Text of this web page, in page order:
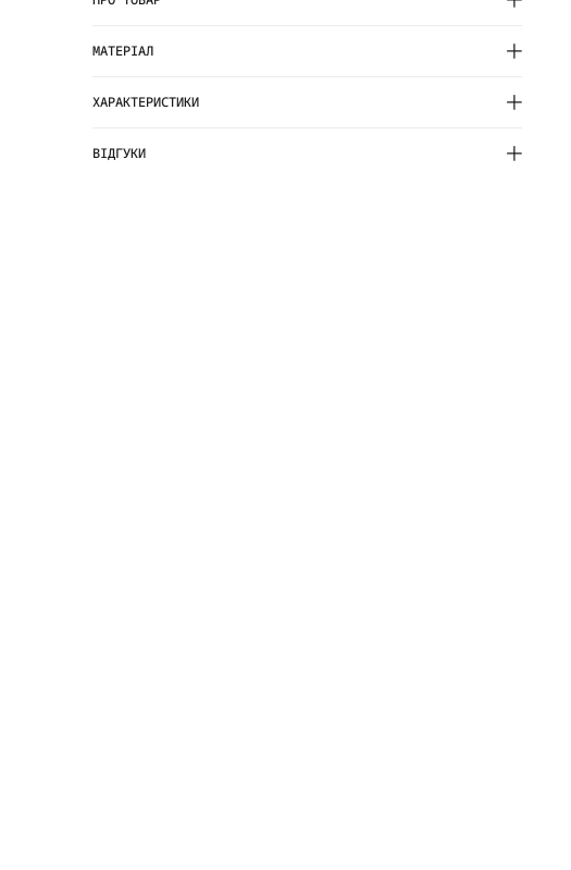
МАТЕРІАЛ
ХАРАКТЕРИСТИКИ
ВІДГУКИ